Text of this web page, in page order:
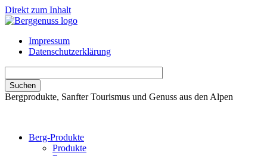
Direkt zum Inhalt
Impressum
Datenschutzerklärung
Bergprodukte, Sanfter Tourismus und Genuss aus den Alpen
Berg-Produkte
Produkte